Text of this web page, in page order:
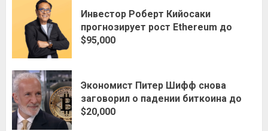
Инвестор Роберт Кийосаки
прогнозирует рост Ethereum до
$95,000
Экономист Питер Шифф снова
заговорил о падении биткоина до
$20,000